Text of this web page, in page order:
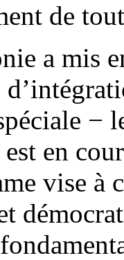
de
a mis
−
en
vise à